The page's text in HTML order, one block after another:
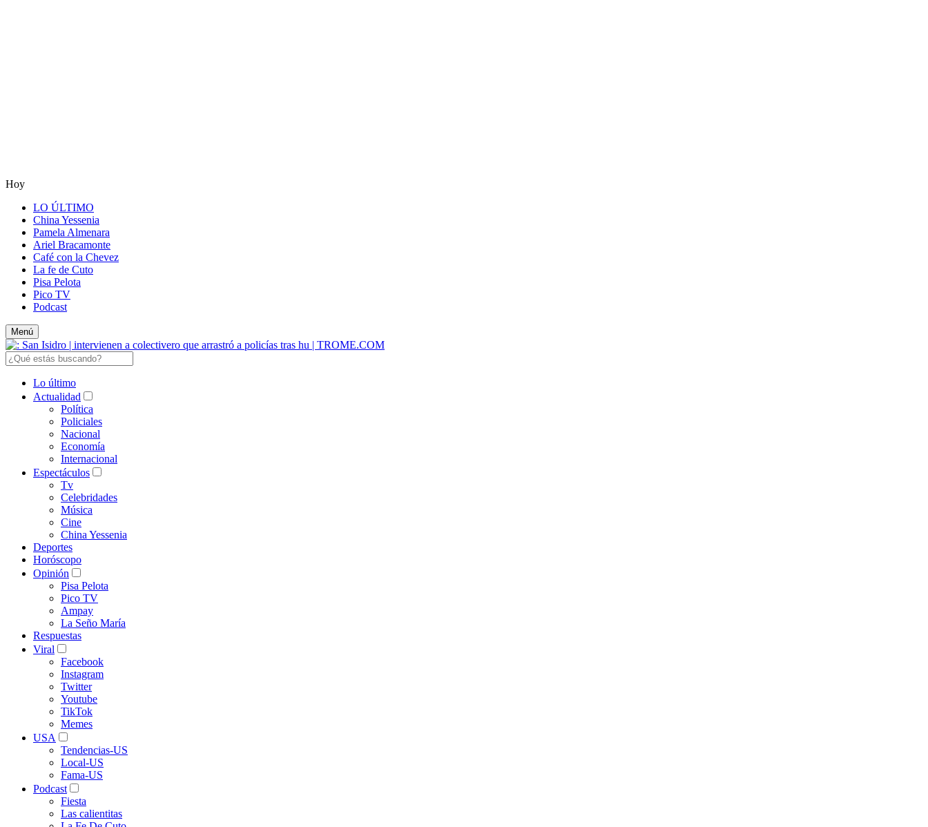
Hoy
LO ÚLTIMO
China Yessenia
Pamela Almenara
Ariel Bracamonte
Café con la Chevez
La fe de Cuto
Pisa Pelota
Pico TV
Podcast
Menú
Lo último
Actualidad
Política
Policiales
Nacional
Economía
Internacional
Espectáculos
Tv
Celebridades
Música
Cine
China Yessenia
Deportes
Horóscopo
Opinión
Pisa Pelota
Pico TV
Ampay
La Seño María
Respuestas
Viral
Facebook
Instagram
Twitter
Youtube
TikTok
Memes
USA
Tendencias-US
Local-US
Fama-US
Podcast
Fiesta
Las calientitas